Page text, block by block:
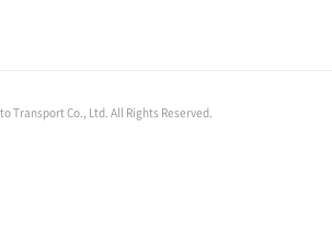
Transport Co., Ltd. All Rights Reserved.